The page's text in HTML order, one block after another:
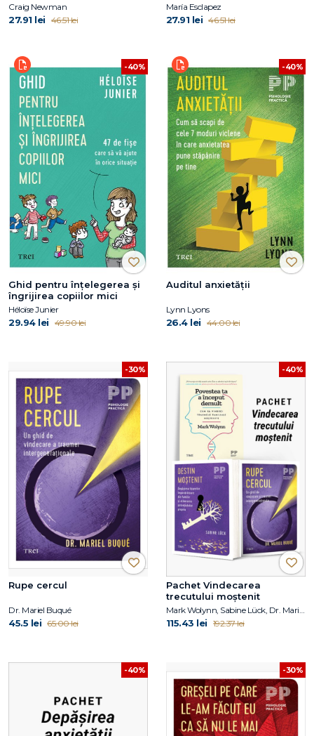
Craig Newman
27.91 lei 46.51 lei
María Esclapez
27.91 lei 46.51 lei
-40%
Ghid pentru înțelegerea și
îngrijirea copiilor mici
Héloïse Junier
29.94 lei 49.90 lei
-40%
Auditul anxietății
Lynn Lyons
26.4 lei 44.00 lei
-30%
Rupe cercul
Dr. Mariel Buqué
45.5 lei 65.00 lei
-40%
Pachet Vindecarea
trecutului moștenit
115.43 lei 192.37 lei
-40% -30%